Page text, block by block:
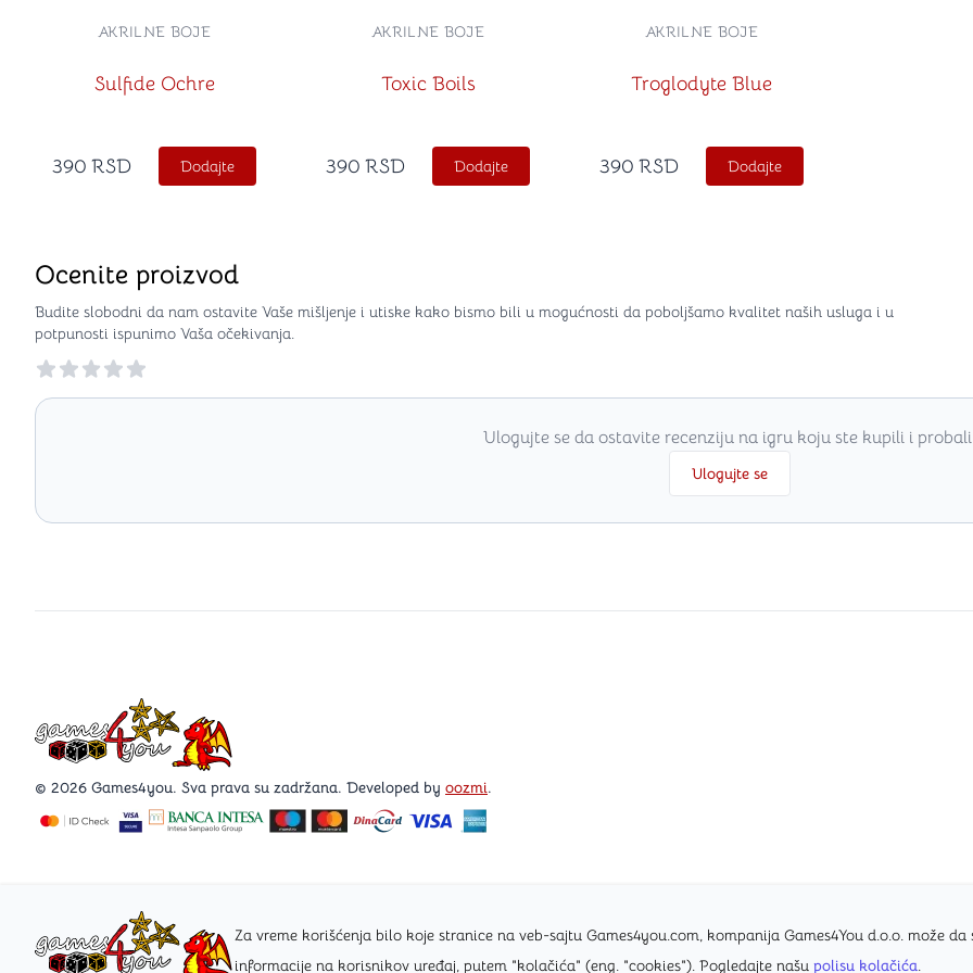
Za vreme korišćenja bilo koje stranice na veb-sajtu Games4you.com, kompanija Games4You d.o.o. može da
informacije na korisnikov uređaj, putem "kolačića" (eng. "cookies"). Pogledajte našu polisu kolačića.
Sulfide Ochre
AKRILNE BOJE
390 RSD Dodajte
Toxic Boils
AKRILNE BOJE
390 RSD Dodajte
Troglodyte Blue
AKRILNE BOJE
390 RSD Dodajte
Ocenite proizvod
Budite slobodni da nam ostavite Vaše mišljenje i utiske kako bismo bili u mogućnosti da poboljšamo kvalitet naših usluga i u
potpunosti ispunimo Vaša očekivanja.
Reviews
Ulogujte se da ostavite recenziju na igru koju ste kupili i
Ulogujte se
Games4you logo
© 2026 Games4you. Sva prava su zadržana. Developed by oozmi.